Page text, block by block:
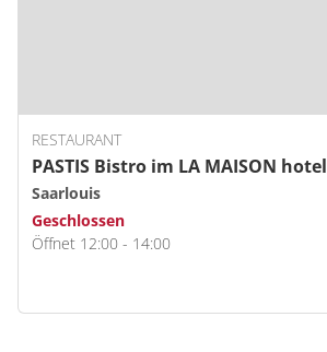
RESTAURANT
PASTIS Bistro im LA MAISON hotel
Saarlouis
Geschlossen
Öffnet 12:00 - 14:00